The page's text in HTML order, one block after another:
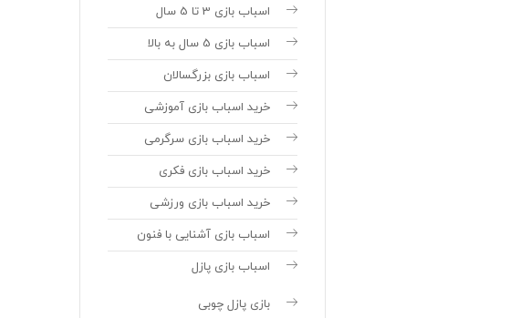
اسباب بازی 3 تا 5 سال
اسباب بازی 5 سال به بالا
اسباب بازی بزرگسالان
خرید اسباب بازی آموزشی
خرید اسباب بازی سرگرمی
خرید اسباب بازی فکری
خرید اسباب بازی ورزشی
اسباب بازی آشنایی با فنون
اسباب بازی پازل
بازی پازل چوبی